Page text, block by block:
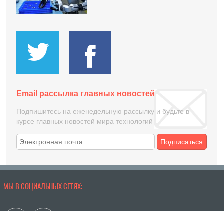
Email рассылка главных новостей
Подпишитесь на еженедельную рассылку и будьте в
курсе главных новостей мира технологий
Подписаться
МЫ В СОЦИАЛЬНЫХ СЕТЯХ: